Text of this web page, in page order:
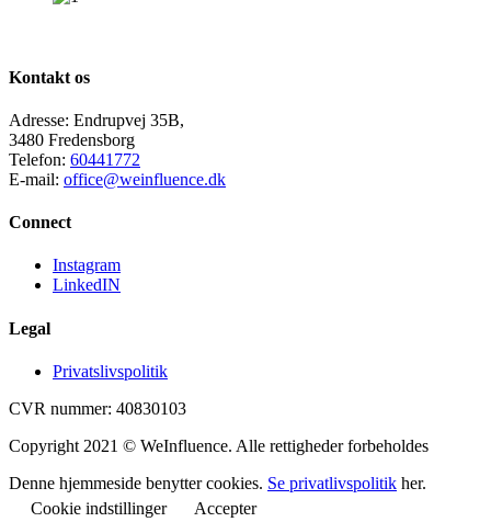
Kontakt os
Adresse: Endrupvej 35B,
3480 Fredensborg
Telefon: 60441772
E-mail: office@weinfluence.dk
Connect
Instagram
LinkedIN
Legal
Privatslivspolitik
CVR nummer: 40830103
Copyright 2021 © WeInfluence. Alle rettigheder forbeholdes
Denne hjemmeside benytter cookies. Se privatlivspolitik her.
Cookie indstillinger
Accepter